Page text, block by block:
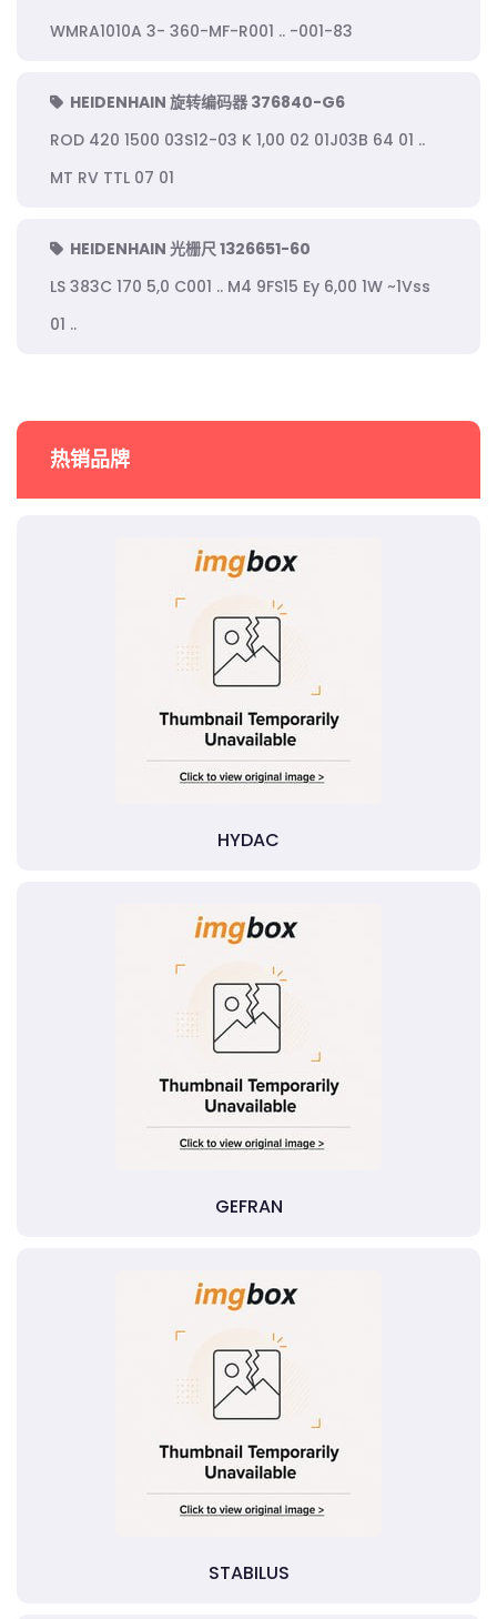
WMRA1010A 3- 360-MF-R001 .. -001-83
HEIDENHAIN 旋转编码器 376840-G6
ROD 420 1500 03S12-03 K 1,00 02 01J03B 64 01 ..
MT RV TTL 07 01
HEIDENHAIN 光栅尺 1326651-60
LS 383C 170 5,0 C001 .. M4 9FS15 Ey 6,00 1W ~1Vss
01 ..
热销品牌
HYDAC
GEFRAN
STABILUS